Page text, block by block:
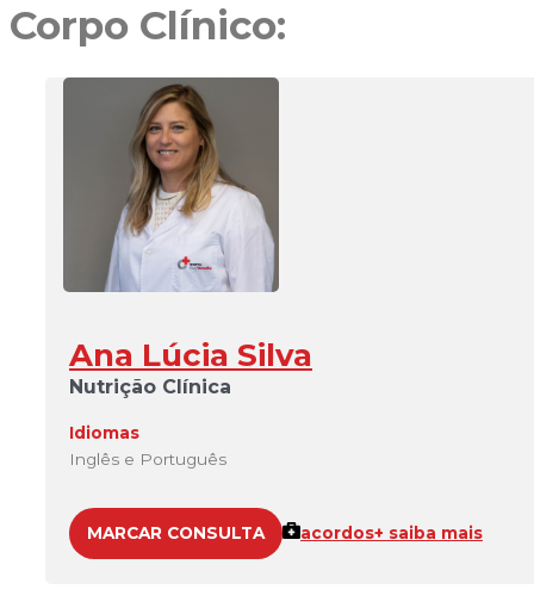
Corpo Clínico:
Ana Lúcia Silva
Nutrição Clínica
Idiomas
Inglês e Português
MARCAR CONSULTA acordos+ saiba mais